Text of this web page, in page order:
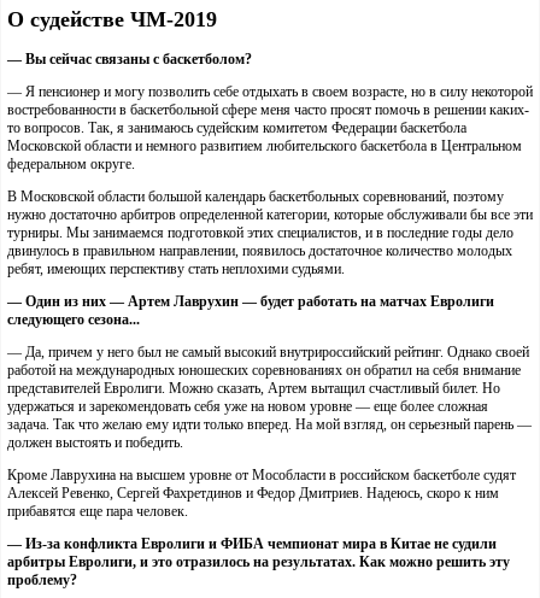
О судействе ЧМ-2019
— Вы сейчас связаны с баскетболом?
— Я пенсионер и могу позволить себе отдыхать в своем возрасте, но в силу некоторой
востребованности в баскетбольной сфере меня часто просят помочь в решении каких-
то вопросов. Так, я занимаюсь судейским комитетом Федерации баскетбола
Московской области и немного развитием любительского баскетбола в Центральном
федеральном округе.
В Московской области большой календарь баскетбольных соревнований, поэтому
нужно достаточно арбитров определенной категории, которые обслуживали бы все эти
турниры. Мы занимаемся подготовкой этих специалистов, и в последние годы дело
двинулось в правильном направлении, появилось достаточное количество молодых
ребят, имеющих перспективу стать неплохими судьями.
— Один из них — Артем Лаврухин — будет работать на матчах Евролиги
следующего сезона...
— Да, причем у него был не самый высокий внутрироссийский рейтинг. Однако своей
работой на международных юношеских соревнованиях он обратил на себя внимание
представителей Евролиги. Можно сказать, Артем вытащил счастливый билет. Но
удержаться и зарекомендовать себя уже на новом уровне — еще более сложная
задача. Так что желаю ему идти только вперед. На мой взгляд, он серьезный парень —
должен выстоять и победить.
Кроме Лаврухина на высшем уровне от Мособласти в российском баскетболе судят
Алексей Ревенко, Сергей Фахретдинов и Федор Дмитриев. Надеюсь, скоро к ним
прибавятся еще пара человек.
— Из-за конфликта Евролиги и ФИБА чемпионат мира в Китае не судили
арбитры Евролиги, и это отразилось на результатах. Как можно решить эту
проблему?